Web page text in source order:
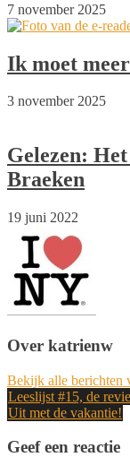
7 november 2025
Ik moet
3 november 2025
Gelezen:
Braeken
19 juni 2022
Over katrienw
Bekijk alle berichten
Bericht
navigatie
Leeslijst #15, de
Uit met de vakantie!
Geef een reactie